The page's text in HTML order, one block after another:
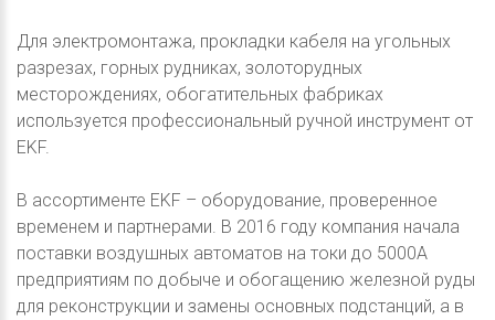
Для электромонтажа, прокладки кабеля на угольных
разрезах, горных рудниках, золоторудных
месторождениях, обогатительных фабриках
используется профессиональный ручной инструмент от
EKF.
В ассортименте EKF – оборудование, проверенное
временем и партнерами. В 2016 году компания начала
поставки воздушных автоматов на токи до 5000А
предприятиям по добыче и обогащению железной руды
для реконструкции и замены основных подстанций, а в